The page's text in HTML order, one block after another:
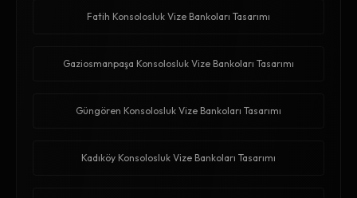
Fatih Konsolosluk Vize Bankoları Tasarımı
Gaziosmanpaşa Konsolosluk Vize Bankoları Tasarımı
Güngören Konsolosluk Vize Bankoları Tasarımı
Kadıköy Konsolosluk Vize Bankoları Tasarımı